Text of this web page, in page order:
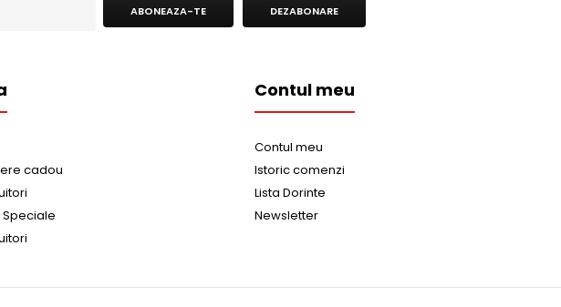
ABONEAZA-TE DEZABONARE
cadou
Contul meu
Contul meu
Istoric comenzi
Lista Dorinte
Newsletter